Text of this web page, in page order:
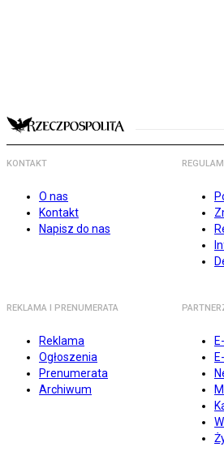
KONTAKT
O nas
Kontakt
Napisz do nas
REKLAMA I PRENUMERATA
Reklama
Ogłoszenia
Prenumerata
Archiwum